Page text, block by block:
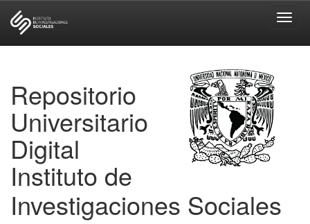
Repositorio
Universitario
Digital
Instituto de
Investigaciones Sociales